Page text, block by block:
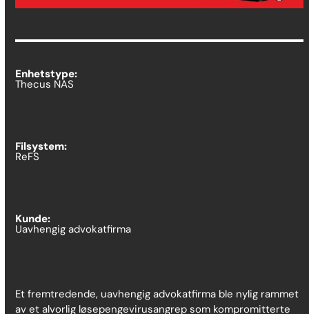
Enhetstype:
Thecus NAS
Filsystem:
ReFS
Kunde:
Uavhengig advokatfirma
Et fremtredende, uavhengig advokatfirma ble nylig rammet
av et alvorlig løsepengevirusangrep som kompromitterte